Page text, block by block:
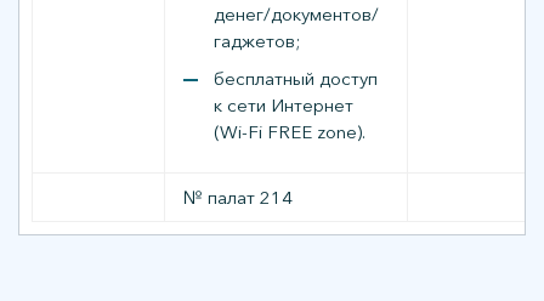
денег/документов/
гаджетов;
бесплатный доступ
к сети Интернет
(Wi-Fi FREE zone).
№ палат 214